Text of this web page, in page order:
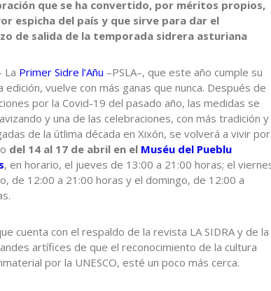
que se ha convertido, por méritos propios,
espicha del país y que sirve para dar el
de salida de la temporada sidrera asturiana
La Primer Sidre l’Añu –PSLA–, que este año cumple su
edición, vuelve con más ganas que nunca. Después de
por la Covid-19 del pasado año, las medidas se
y una de las celebraciones, con más tradición y
de la útlima década en Xixón, se volverá a vivir por
del 14 al 17 de abril en el Muséu del Pueblu
, en horario, el jueves de 13:00 a 21:00 horas; el
de 12:00 a 21:00 horas y el domingo, de 12:00 a
cuenta con el respaldo de la revista LA SIDRA y de la
artífices de que el reconocimiento de la cultura
por la UNESCO, esté un poco más cerca.